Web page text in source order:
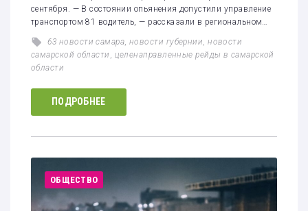
сентября. — В состоянии опьянения допустили управление
транспортом 81 водитель, — рассказали в региональном…
63 новости самара,новости губернии,новости
самарской области , целенаправленные рейды в самарской
области
ПОДРОБНЕЕ
ОБЩЕСТВО